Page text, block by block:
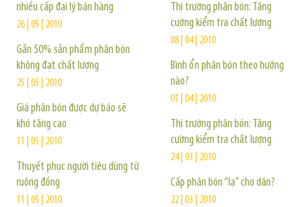
nhiều cấp đại lý bán hàng
26 | 05 | 2010
Gần 50% sản phẩm phân bón
không đạt chất lượng
25 | 05 | 2010
Giá phân bón được dự báo sẽ
khó tăng cao
11 | 05 | 2010
Thuyết phục người tiêu dùng từ
ruộng đồng
11 | 05 | 2010
Thị trường phân bón: Tăng
cường kiểm tra chất lượng
08 | 04 | 2010
Bình ổn phân bón theo hướng
nào?
01 | 04 | 2010
Thị trường phân bón: Tăng
cường kiểm tra chất lượng
24 | 03 | 2010
Cấp phân bón “lạ” cho dân?
22 | 03 | 2010